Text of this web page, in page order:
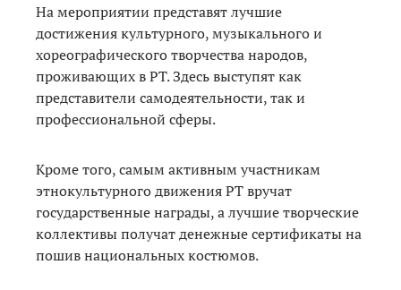
На мероприятии представят лучшие
достижения культурного, музыкального и
хореографического творчества народов,
проживающих в РТ. Здесь выступят как
представители самодеятельности, так и
профессиональной сферы.
Кроме того, самым активным участникам
этнокультурного движения РТ вручат
государственные награды, а лучшие творческие
коллективы получат денежные сертификаты на
пошив национальных костюмов.